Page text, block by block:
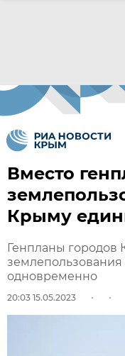
Вместо
Крыму
Генпланы городов
землепользования
одновременно
20:03 15.05.2023